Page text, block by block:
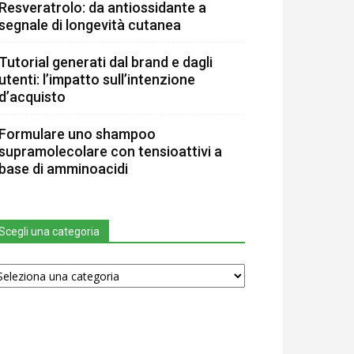
Resveratrolo: da antiossidante a
di longevità cutanea
Tutorial generati dal brand e dagli
utenti: l’impatto sull’intenzione
d’acquisto
Formulare uno shampoo
con tensioattivi a
base di amminoacidi
una categoria